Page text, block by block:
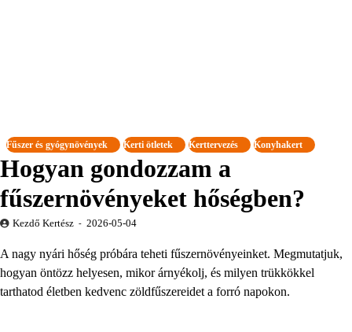
Fűszer és gyógynövények Kerti ötletek Kerttervezés Konyhakert
Hogyan gondozzam a
fűszernövényeket hőségben?
Kezdő Kertész 2026-05-04
A nagy nyári hőség próbára teheti fűszernövényeinket. Megmutatjuk,
hogyan öntözz helyesen, mikor árnyékolj, és milyen trükkökkel
tarthatod életben kedvenc zöldfűszereidet a forró napokon.